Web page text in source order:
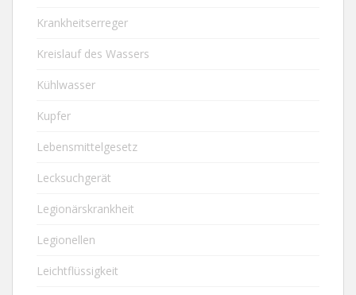
Krankheitserreger
Kreislauf des Wassers
Kühlwasser
Kupfer
Lebensmittelgesetz
Lecksuchgerät
Legionärskrankheit
Legionellen
Leichtflüssigkeit